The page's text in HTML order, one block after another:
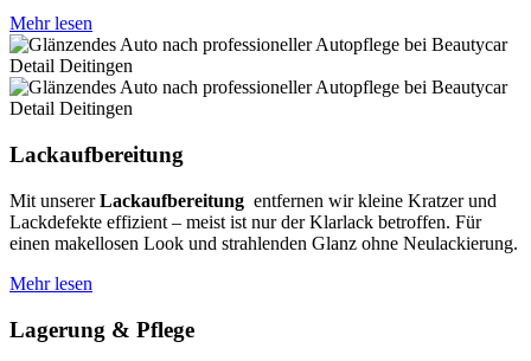
Mehr lesen
Lackaufbereitung
Mit unsererLackaufbereitung entfernen wir kleine Kratzer und
Lackdefekte effizient – meist ist nur der Klarlack betroffen. Für
einen makellosen Look und strahlenden Glanz ohne Neulackierung.
Mehr lesen
Lagerung & Pflege